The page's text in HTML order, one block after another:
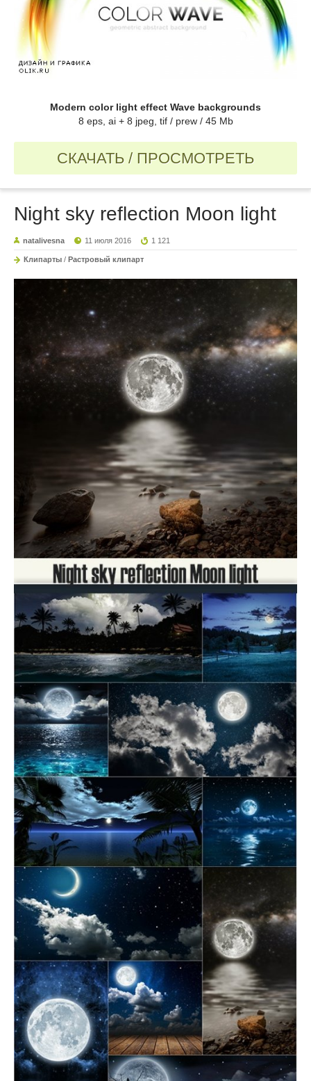
Modern color light effect Wave backgrounds
8 eps, ai + 8 jpeg, tif / prew / 45 Mb
СКАЧАТЬ / ПРОСМОТРЕТЬ
Night sky reflection Moon light
natalivesna 11 июля 2016 1 121
Клипарты / Растровый клипарт